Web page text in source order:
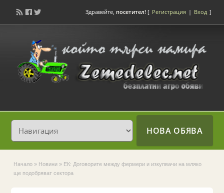
Здравейте, посетител! [ Регистрация | Вход ]
НОВА ОБЯВА
Начало » Новини » ЕК: Договорите между фермери и изкупвачи на мляко
ще подобряват сектора